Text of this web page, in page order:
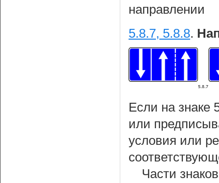
направлении
5.8.7, 5.8.8.
Если на знаке
или
условия или
Части